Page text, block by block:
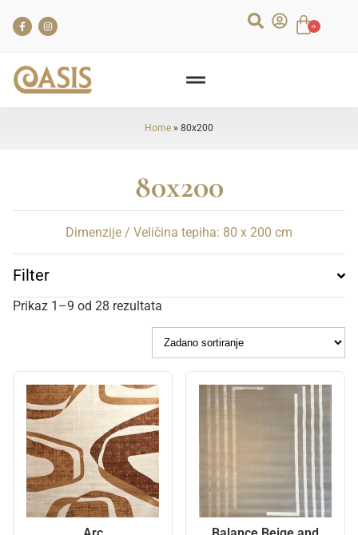
0
Home » 80x200
80x200
Dimenzije / Veličina tepiha: 80 x 200 cm
Filter
Prikaz 1–9 od 28 rezultata